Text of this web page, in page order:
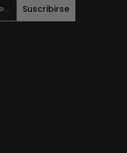
Suscribirse